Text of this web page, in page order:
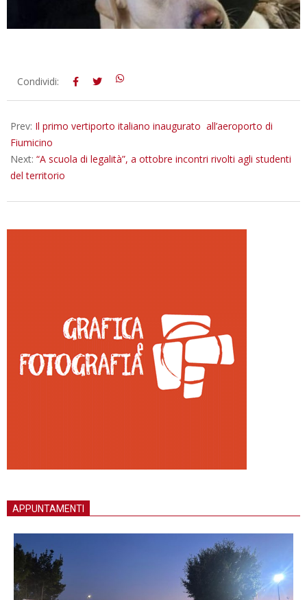
2022-
Condividi:
Prev: Il primo vertiporto italiano inaugurato all’aeroporto di
Fiumicino
Next: “A scuola di legalità”, a ottobre incontri rivolti agli studenti
del territorio
APPUNTAMENTI